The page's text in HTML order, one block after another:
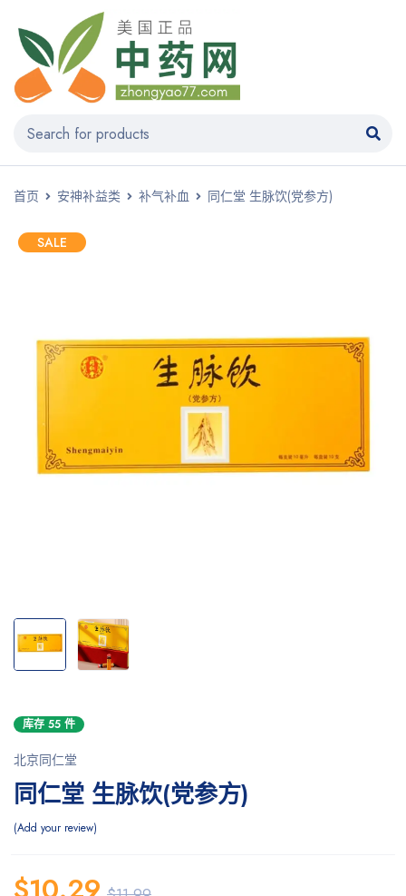
首页 安神补益类 补气补血 同仁堂 生脉饮(党参方)
SALE
库存 55 件
北京同仁堂
同仁堂 生脉饮(党参方)
Add your review